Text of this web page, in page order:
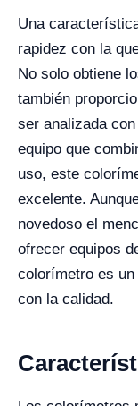
Una
rapidez con la
No solo obtiene
también
ser analizada
equipo que
uso, este
excelente.
novedoso el
ofrecer equipos
colorímetro es
con la calidad.